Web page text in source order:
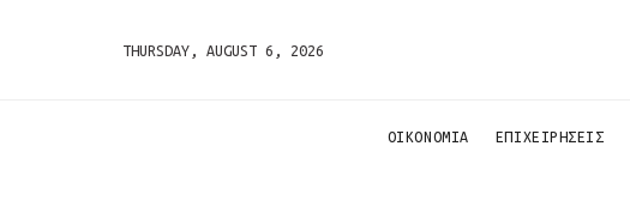
THURSDAY, AUGUST 6, 2026
ΟΙΚΟΝΟΜΙΑ ΕΠΙΧΕΙΡΗΣΕΙΣ